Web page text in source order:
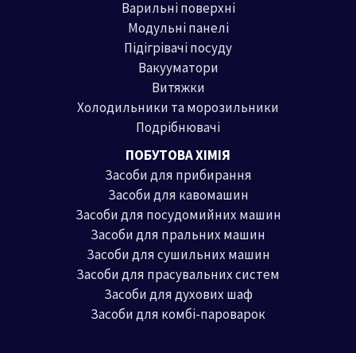
Варильні поверхні
Модульні панелі
Підігрівачі посуду
Вакууматори
Витяжки
Холодильники та морозильники
Подрібнювачі
ПОБУТОВА ХІМІЯ
Засоби для прибирання
Засоби для кавомашин
Засоби для посудомийних машин
Засоби для пральних машин
Засоби для сушильних машин
Засоби для прасувальних систем
Засоби для духових шаф
Засоби для комбі-пароварок